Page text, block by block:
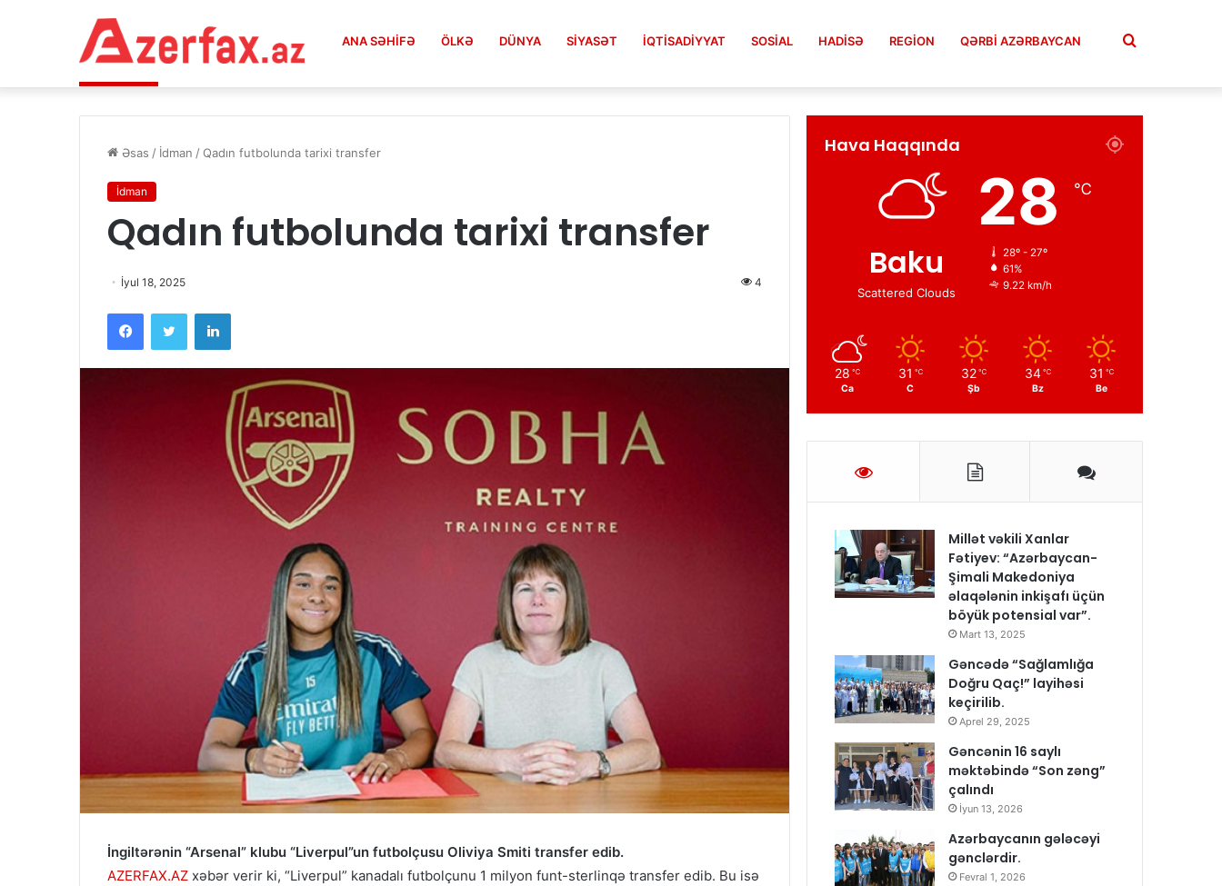
ANA SƏHIFƏ ÖLKƏ DÜNYA SIYASƏT İQTISADIYYAT SOSIAL HADISƏ REGION QƏRBİ AZƏRBAYCAN Axtar
Əsas / İdman /Qadın futbolunda tarixi transfer
İdman
Qadın futbolunda tarixi transfer
İyul 18, 2025 4
İngiltərənin “Arsenal” klubu “Liverpul”un futbolçusu Oliviya Smiti transfer edib.
AZERFAX.AZ xəbər verir ki, “Liverpul” kanadalı futbolçunu 1 milyon funt-sterlinqə transfer edib. Bu isə
Hava Haqqında
Baku
Scattered Clouds
28 ℃
28º - 27º
61%
9.22 km/h
28 ℃
Ca
31 ℃
C
32 ℃
Şb
34 ℃
Bz
31 ℃
Be
Millət vəkili Xanlar
Fətiyev: “Azərbaycan-
Şimali Makedoniya
əlaqələnin inkişafı üçün
böyük potensial var”.
Mart 13, 2025
Gəncədə “Sağlamlığa
Doğru Qaç!” layihəsi
keçirilib.
Aprel 29, 2025
Gəncənin 16 saylı
məktəbində “Son zəng”
çalındı
İyun 13, 2026
Azərbaycanın gələcəyi
gənclərdir.
Fevral 1, 2026